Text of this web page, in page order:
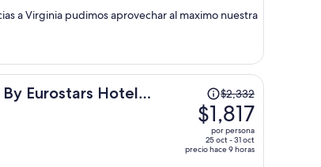
de
persona
a Virginia pudimos aprovechar al maximo nuestra
Eurostars Hotel
precio
$2,332
$2,332
$1,817
por persona
25 oct - 31 oct
precio hace 9 horas